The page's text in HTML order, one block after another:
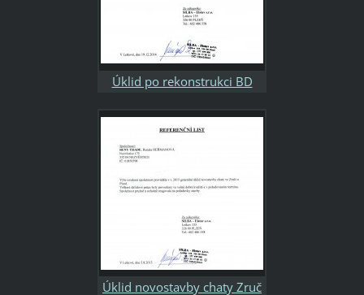
Úklid po rekonstrukci BD
stavební společnost
Úklid novostavby chaty Zruč